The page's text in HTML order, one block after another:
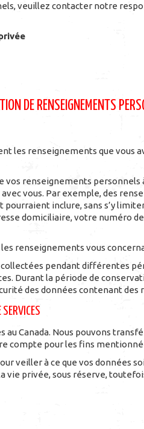
veuillez contacter notre
DE RENSEIGNEMENTS
les renseignements que vous
vos renseignements personnels
vous. Par exemple, des
pourraient inclure, sans s’y
domiciliaire, votre numéro
renseignements vous
collectées pendant différentes
Durant la période de
des données contenant
au Canada. Nous pouvons
compte pour les fins
veiller à ce que vos données
privée, sous réserve,